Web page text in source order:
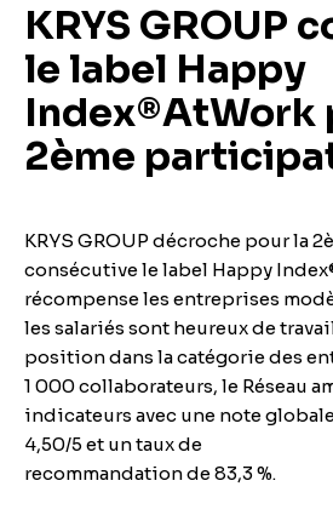
KRYS GROUP
le label Happy
Index®AtWork
2ème
KRYS GROUP décroche pour la
consécutive le label Happy
récompense les entreprises
les salariés sont heureux de
position dans la catégorie des
1 000 collaborateurs, le Réseau
indicateurs avec une note
4,50/5 et un taux de
recommandation de 83,3 %.